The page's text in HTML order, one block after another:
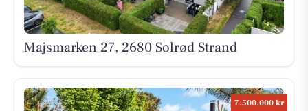
Majsmarken 27, 2680 Solrød Strand
7.500.000 kr